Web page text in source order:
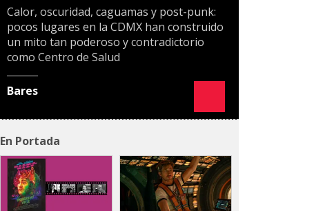
Calor, oscuridad, caguamas y post-punk:
pocos lugares en la CDMX han construido
un mito tan poderoso y contradictorio
como Centro de Salud
Bares
En Portada